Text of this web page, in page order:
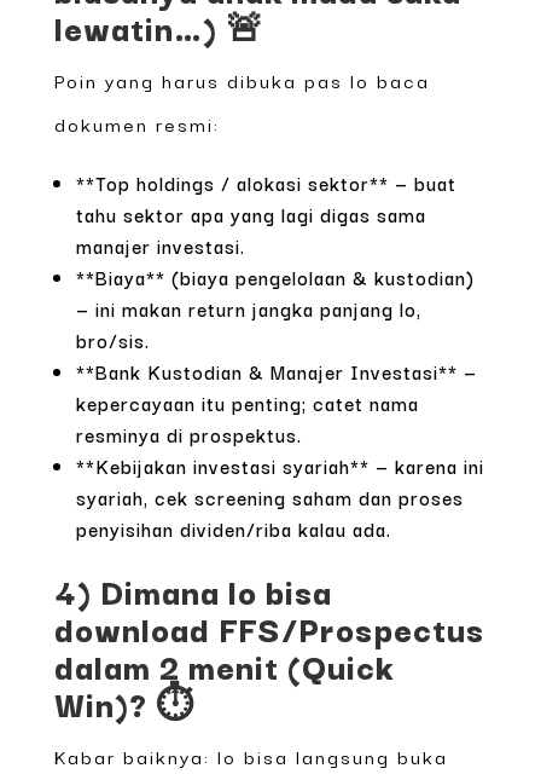
lewatin…) 🚨
Poin yang harus dibuka pas lo baca
dokumen resmi:
**Top holdings / alokasi sektor** — buat
tahu sektor apa yang lagi digas sama
manajer investasi.
**Biaya** (biaya pengelolaan & kustodian)
— ini makan return jangka panjang lo,
bro/sis.
**Bank Kustodian & Manajer Investasi** —
kepercayaan itu penting; catet nama
resminya di prospektus.
**Kebijakan investasi syariah** — karena ini
syariah, cek screening saham dan proses
penyisihan dividen/riba kalau ada.
4) Dimana lo bisa
download FFS/Prospectus
dalam 2 menit (Quick
Win)? ⏱️
Kabar baiknya: lo bisa langsung buka